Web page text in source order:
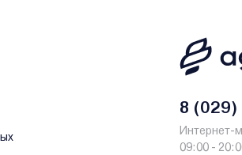
футбол для детей можно и для взрослых
механические повреждения. Также
взрослых. Табло для подсчета очков
8 (029)
Интернет-
09:00 -